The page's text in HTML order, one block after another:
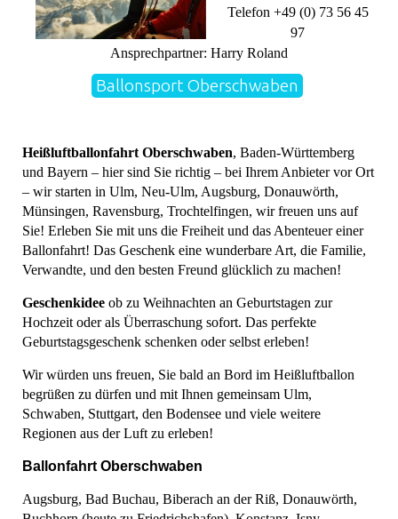
Telefon +49 (0) 73 56 45
97
Ansprechpartner: Harry Roland
Ballonsport Oberschwaben
Heißluftballonfahrt Oberschwaben, Baden-Württemberg
und Bayern – hier sind Sie richtig – bei Ihrem Anbieter vor Ort
– wir starten in Ulm, Neu-Ulm, Augsburg, Donauwörth,
Münsingen, Ravensburg, Trochtelfingen, wir freuen uns auf
Sie! Erleben Sie mit uns die Freiheit und das Abenteuer einer
Ballonfahrt! Das Geschenk eine wunderbare Art, die Familie,
Verwandte, und den besten Freund glücklich zu machen!
Geschenkidee ob zu Weihnachten an Geburtstagen zur
Hochzeit oder als Überraschung sofort. Das perfekte
Geburtstagsgeschenk schenken oder selbst erleben!
Wir würden uns freuen, Sie bald an Bord im Heißluftballon
begrüßen zu dürfen und mit Ihnen gemeinsam Ulm,
Schwaben, Stuttgart, den Bodensee und viele weitere
Regionen aus der Luft zu erleben!
Ballonfahrt Oberschwaben
Augsburg, Bad Buchau, Biberach an der Riß, Donauwörth,